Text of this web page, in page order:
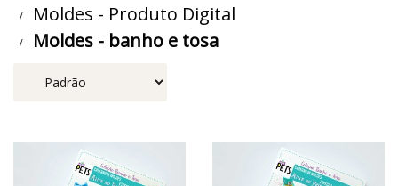
Moldes - Produto Digital
Moldes - banho e tosa